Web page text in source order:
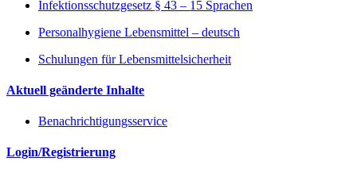
Infektionsschutzgesetz § 43 – 15 Sprachen
Personalhygiene Lebensmittel – deutsch
Schulungen für Lebensmittelsicherheit
Aktuell geänderte Inhalte
Benachrichtigungsservice
Login/Registrierung